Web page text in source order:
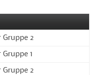
Gruppe 2
1
Gruppe 2